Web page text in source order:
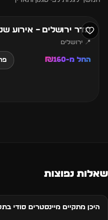
אוגוסט
תדר ירושלים – אירוע
📍 ירושלים
החל מ-₪160
שאלות נפוצות
היכן מתקיים מיינסטרים סודי